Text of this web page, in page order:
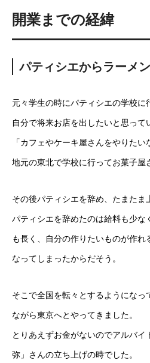
開業までの経緯
パティシエからラーメ
元々学生の時にパティシエの学校に
自分で将来お店を出したいと思って
「カフェやケーキ屋さんをやりたい
地元の東北で学校に行ってお菓子屋
その後パティシエを辞め、たまたま
パティシエを辞めたのは給料も少な
も長く、自分の作りたいものが作れ
なってしまったからだそう。
そこで全国を転々とするようになっ
ながら東京へとやってきました。
とりあえずお金がないのでアルバ
弥」さんの立ち上げの時でした。